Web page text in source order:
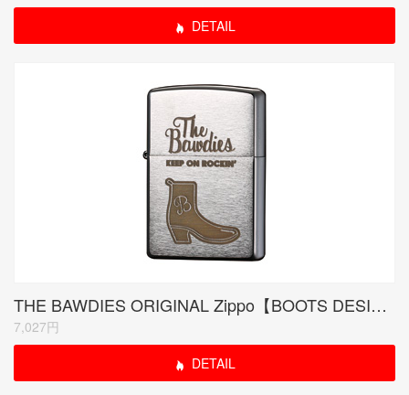
DETAIL
THE BAWDIES ORIGINAL Zippo【BOOTS DESIGN】シリアルナンバー入り
7,027円
DETAIL